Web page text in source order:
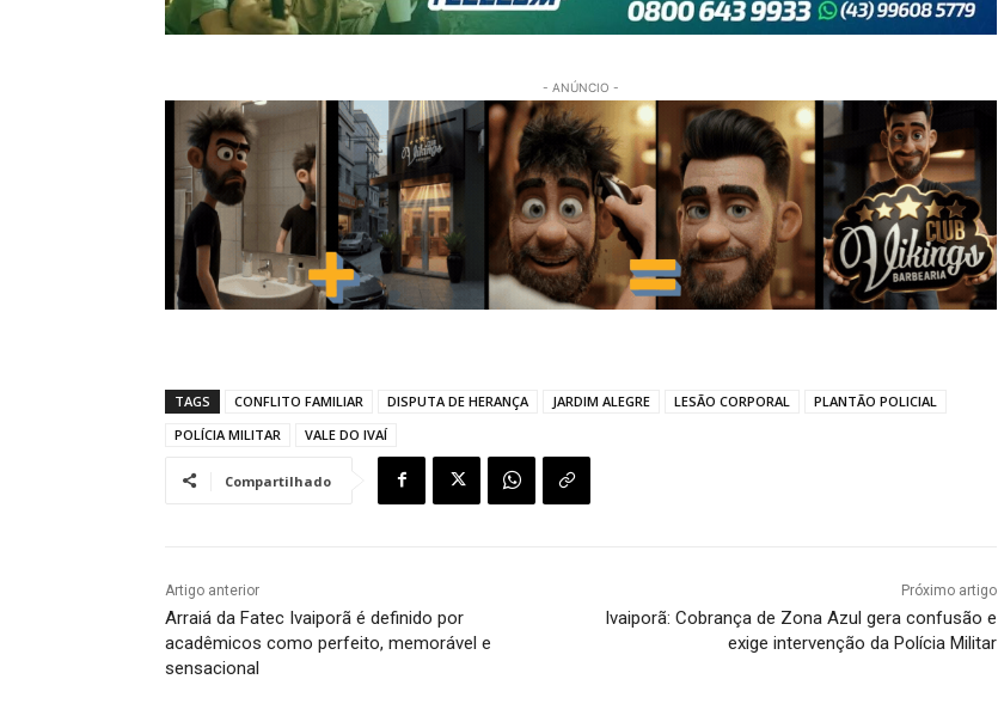
- ANÚNCIO -
TAGS CONFLITO FAMILIAR DISPUTA DE HERANÇA JARDIM ALEGRE LESÃO CORPORAL
PLANTÃO POLICIAL
POLÍCIA MILITAR
VALE DO IVAÍ
Compartilhado
Artigo anterior
Arraiá da Fatec Ivaiporã é definido por
acadêmicos como perfeito, memorável e
sensacional
Próximo artigo
Ivaiporã: Cobrança de Zona Azul gera confusão e
exige intervenção da Polícia Militar